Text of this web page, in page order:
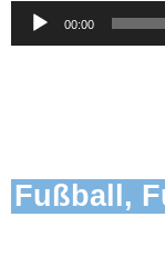
Audio-
Player
00:00
Fußball,